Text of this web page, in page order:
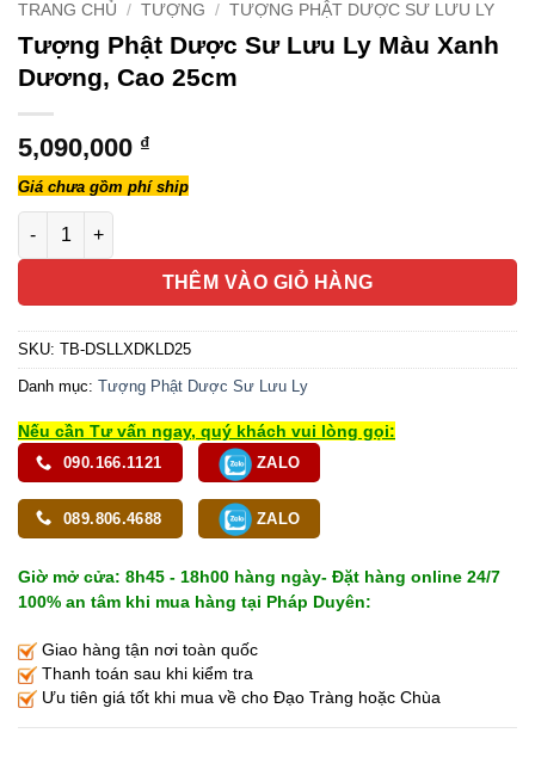
TRANG CHỦ / TƯỢNG / TƯỢNG PHẬT DƯỢC SƯ LƯU LY
Tượng Phật Dược Sư Lưu Ly Màu Xanh
Dương, Cao 25cm
5,090,000 ₫
Giá chưa gồm phí ship
Tượng Phật Dược Sư Lưu Ly Màu Xanh Dương, Cao 25cm số
THÊM VÀO GIỎ HÀNG
SKU: TB-DSLLXDKLD25
Danh mục: Tượng Phật Dược Sư Lưu Ly
Nếu cần Tư vấn ngay, quý khách vui lòng gọi:
090.166.1121 ZALO
089.806.4688 ZALO
Giờ mở cửa: 8h45 - 18h00 hàng ngày- Đặt hàng online 24/7
100% an tâm khi mua hàng tại Pháp Duyên:
Giao hàng tận nơi toàn quốc
Thanh toán sau khi kiểm tra
Ưu tiên giá tốt khi mua về cho Đạo Tràng hoặc Chùa